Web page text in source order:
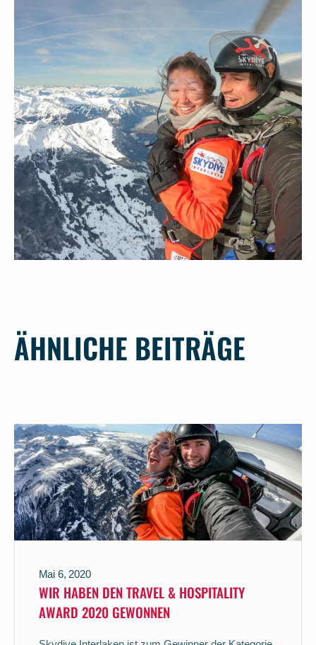
ÄHNLICHE BEITRÄGE
Mai 6, 2020
WIR HABEN DEN TRAVEL & HOSPITALITY
AWARD 2020 GEWONNEN